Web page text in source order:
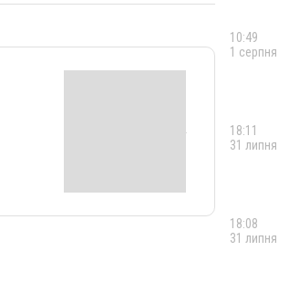
10:49
1 серпня
18:11
31 липня
18:08
31 липня